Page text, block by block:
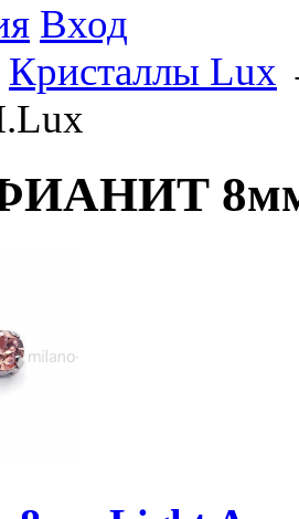
Вход
Кристаллы Lux
8мм